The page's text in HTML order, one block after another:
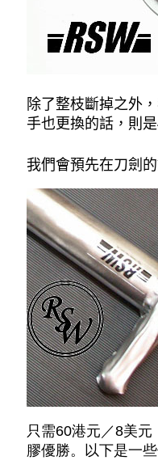
除了整枝斷掉之外
手也更換的話，則是
我們會預先在刀劍
只需60港元／8美
膠優勝。以下是一些